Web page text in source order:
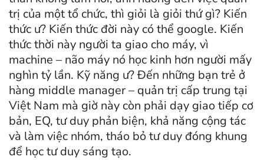
trị của một tổ chức, thì giỏi là giỏi thứ gì? Kiến
thức ư? Kiến thức đời này có thể google. Kiến
thức thời này người ta giao cho máy, vì
machine – não máy nó học kinh hơn người mấy
nghìn tỷ lần. Kỹ năng ư? Đến những bạn trẻ ở
hàng middle manager – quản trị cấp trung tại
Việt Nam mà giờ này còn phải dạy giao tiếp cơ
bản, EQ, tư duy phản biện, khả năng cộng tác
và làm việc nhóm, tháo bỏ tư duy đóng khung
để học tư duy sáng tạo.